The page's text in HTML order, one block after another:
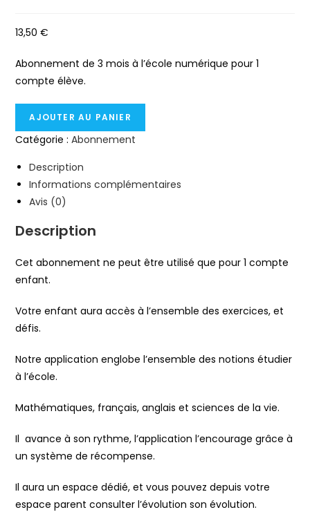
13,50€
Abonnement de 3 mois à l’école numérique pour 1
compte élève.
AJOUTER AU PANIER
Catégorie :Abonnement
Description
Informations complémentaires
Avis (0)
Description
Cet abonnement ne peut être utilisé que pour 1 compte
enfant.
Votre enfant aura accès à l’ensemble des exercices, et
défis.
Notre application englobe l’ensemble des notions étudier
à l’école.
Mathématiques, français, anglais et sciences de la vie.
Il avance à son rythme, l’application l’encourage grâce à
un système de récompense.
Il aura un espace dédié, et vous pouvez depuis votre
espace parent consulter l’évolution son évolution.